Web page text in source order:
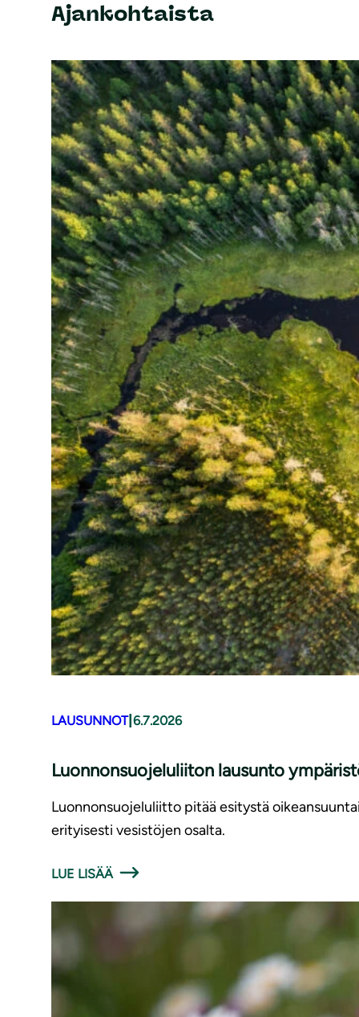
Ajankohtaista
LAUSUNNOT| 6.7.2026
Luonnonsuojeluliiton lausunto
Luonnonsuojeluliitto pitää esitystä
erityisesti vesistöjen osalta.
LUE LISÄÄ